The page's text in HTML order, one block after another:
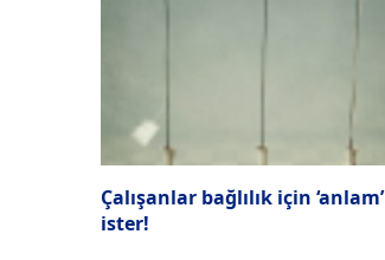
Çalışanlar bağlılık için ‘anlam’
ister!